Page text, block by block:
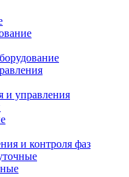
и управления
и контроля фаз